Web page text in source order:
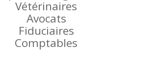
Vétérinaires
Avocats
Fiduciaires
Comptables